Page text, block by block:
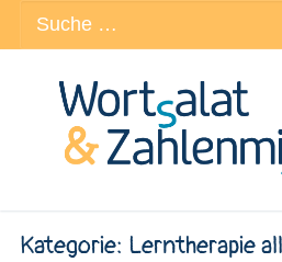
Zum
Inhalt
springen
nach:
Kategorie: Lerntherapie